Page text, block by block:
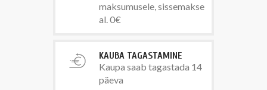
maksumusele, sissemakse
al. 0€
KAUBA TAGASTAMINE
Kaupa saab tagastada 14
päeva